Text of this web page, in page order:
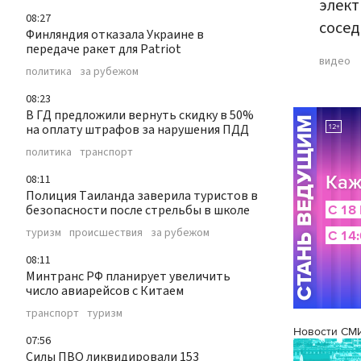
08:27
Финляндия отказала Украине в
передаче ракет для Patriot
политика за рубежом
08:23
В ГД предложили вернуть скидку в 50%
на оплату штрафов за нарушения ПДД
политика транспорт
08:11
Полиция Таиланда заверила туристов в
безопасности после стрельбы в школе
туризм происшествия за рубежом
08:11
Минтранс РФ планирует увеличить
число авиарейсов с Китаем
транспорт туризм
07:56
Силы ПВО ликвидировали 153
видео
Новости